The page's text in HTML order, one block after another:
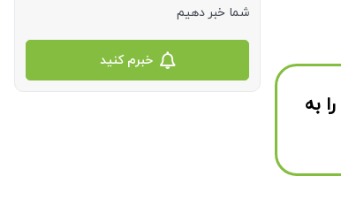
را به
شما خبر دهیم
خبرم کنید